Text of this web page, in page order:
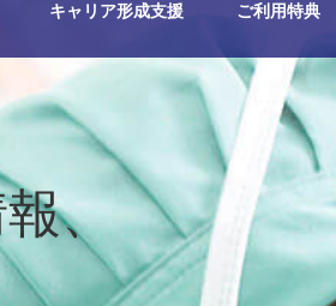
キャリア形成支援 ご利用特典
、